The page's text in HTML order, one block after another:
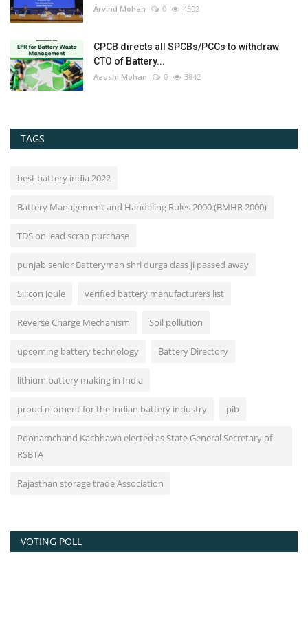
Arvind Mohan 0 4502
CPCB directs all SPCBs/PCCs to withdraw
CTO of Battery...
Aaushi Mohan 0 3842
TAGS
best battery india 2022
Battery Management and Handeling Rules 2000 (BMHR 2000)
TDS on lead scrap purchase
punjab senior Batteryman shri durga dass ji passed away
Silicon Joule verified battery manufacturers list
Reverse Charge Mechanism Soil pollution
upcoming battery technology Battery Directory
lithium battery making in India
proud moment for the Indian battery industry pib
Poonamchand Kachhawa elected as State General Secretary of
RSBTA
Rajasthan storage trade Association
VOTING POLL